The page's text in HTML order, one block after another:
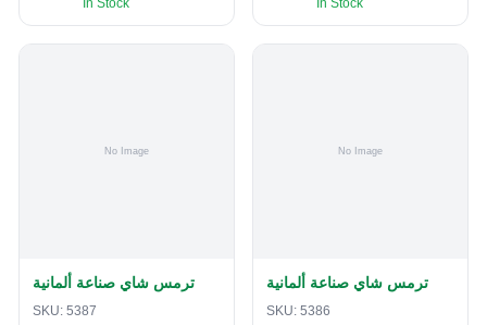
In Stock In Stock
ترمس شاي صناعة ألمانية
SKU: 5387
ترمس شاي صناعة ألمانية
SKU: 5386